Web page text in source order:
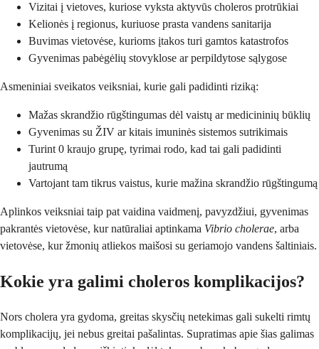
Vizitai į vietoves, kuriose vyksta aktyvūs choleros protrūkiai
Kelionės į regionus, kuriuose prasta vandens sanitarija
Buvimas vietovėse, kurioms įtakos turi gamtos katastrofos
Gyvenimas pabėgėlių stovyklose ar perpildytose sąlygose
Asmeniniai sveikatos veiksniai, kurie gali padidinti riziką:
Mažas skrandžio rūgštingumas dėl vaistų ar medicininių būklių
Gyvenimas su ŽIV ar kitais imuninės sistemos sutrikimais
Turint 0 kraujo grupę, tyrimai rodo, kad tai gali padidinti
jautrumą
Vartojant tam tikrus vaistus, kurie mažina skrandžio rūgštingumą
Aplinkos veiksniai taip pat vaidina vaidmenį, pavyzdžiui, gyvenimas
pakrantės vietovėse, kur natūraliai aptinkama Vibrio cholerae, arba
vietovėse, kur žmonių atliekos maišosi su geriamojo vandens šaltiniais.
Kokie yra galimi choleros komplikacijos?
Nors cholera yra gydoma, greitas skysčių netekimas gali sukelti rimtų
komplikacijų, jei nebus greitai pašalintas. Supratimas apie šias galimas